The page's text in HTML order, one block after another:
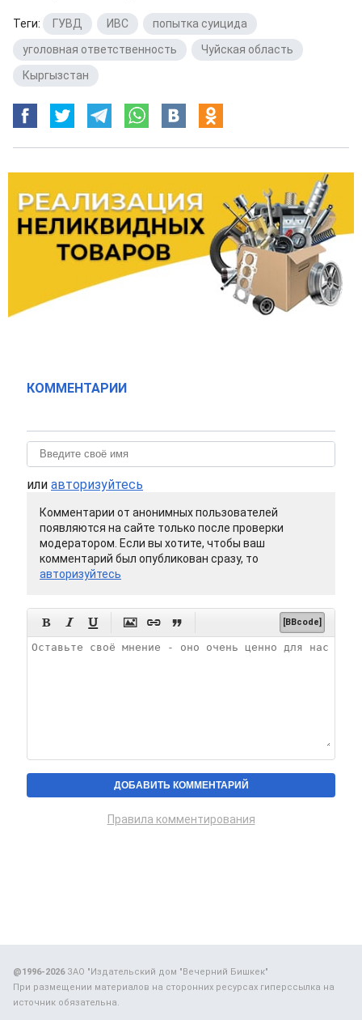
Теги: ГУВД ИВС попытка суицида
уголовная ответственность
Чуйская область
Кыргызстан
КОММЕНТАРИИ
или авторизуйтесь
Комментарии от анонимных пользователей
появляются на сайте только после проверки
модератором. Если вы хотите, чтобы ваш
комментарий был опубликован сразу, то
авторизуйтесь
      [BBcode]
Правила комментирования
@1996-2026ЗАО "Издательский дом "Вечерний Бишкек"
При размещении материалов на сторонних ресурсах гиперссылка на
источник обязательна.